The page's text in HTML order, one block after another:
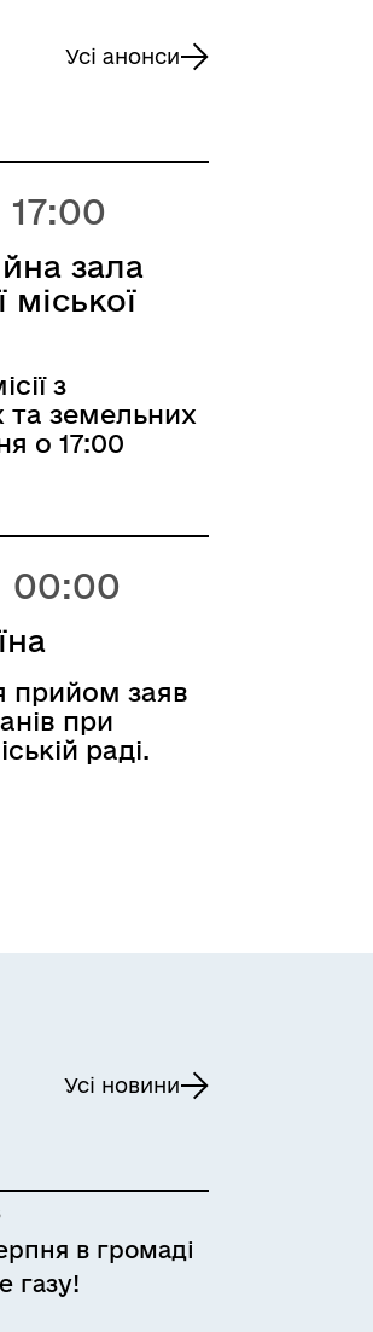
Усі анонси
17:00
зала
з
та земельних
о 17:00
00:00
прийом заяв
при
раді.
Усі новини
в громаді
газу!